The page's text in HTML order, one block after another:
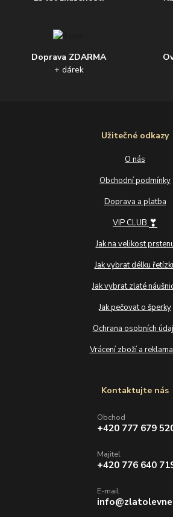
Doprava ZDARMA
+ dárek
Užitečné odkazy
O nás
Obchodní podmínky
Doprava a platba
VIP CLUB ❣
Jak na velikost
Jak vybrat délku
Jak vybrat zlaté
Jak pečovat o šperky
Ochrana osobních
Vrácení zboží a
Kontaktujte nás
Obchod
+420 777 679
Majitel
+420 776 640
E-mail